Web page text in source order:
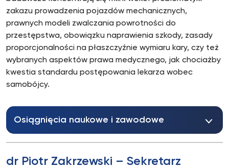
zakazu prowadzenia pojazdów mechanicznych,
prawnych modeli zwalczania powrotności do
przestępstwa, obowiązku naprawienia szkody, zasady
proporcjonalności na płaszczyźnie wymiaru kary, czy też
wybranych aspektów prawa medycznego, jak chociażby
kwestia standardu postępowania lekarza wobec
samobójcy.
Osiągnięcia naukowe i zawodowe
dr Piotr Zakrzewski – Sekretarz